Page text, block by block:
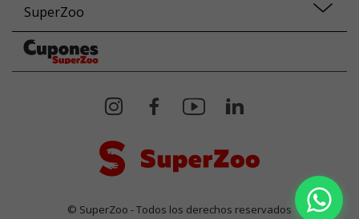
SuperZoo
© SuperZoo - Todos los derechos reservados